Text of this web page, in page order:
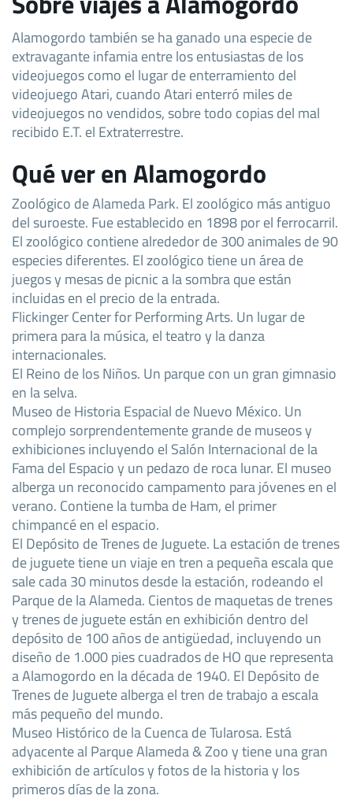
Alamogordo también se ha ganado una especie de
extravagante infamia entre los entusiastas de los
videojuegos como el lugar de enterramiento del
videojuego Atari, cuando Atari enterró miles de
videojuegos no vendidos, sobre todo copias del mal
recibido E.T. el Extraterrestre.
Qué ver en Alamogordo
Zoológico de Alameda Park. El zoológico más antiguo
del suroeste. Fue establecido en 1898 por el ferrocarril.
El zoológico contiene alrededor de 300 animales de 90
especies diferentes. El zoológico tiene un área de
juegos y mesas de picnic a la sombra que están
incluidas en el precio de la entrada.
Flickinger Center for Performing Arts. Un lugar de
primera para la música, el teatro y la danza
internacionales.
El Reino de los Niños. Un parque con un gran gimnasio
en la selva.
Museo de Historia Espacial de Nuevo México. Un
complejo sorprendentemente grande de museos y
exhibiciones incluyendo el Salón Internacional de la
Fama del Espacio y un pedazo de roca lunar. El museo
alberga un reconocido campamento para jóvenes en el
verano. Contiene la tumba de Ham, el primer
chimpancé en el espacio.
El Depósito de Trenes de Juguete. La estación de trenes
de juguete tiene un viaje en tren a pequeña escala que
sale cada 30 minutos desde la estación, rodeando el
Parque de la Alameda. Cientos de maquetas de trenes
y trenes de juguete están en exhibición dentro del
depósito de 100 años de antigüedad, incluyendo un
diseño de 1.000 pies cuadrados de HO que representa
a Alamogordo en la década de 1940. El Depósito de
Trenes de Juguete alberga el tren de trabajo a escala
más pequeño del mundo.
Museo Histórico de la Cuenca de Tularosa. Está
adyacente al Parque Alameda & Zoo y tiene una gran
exhibición de artículos y fotos de la historia y los
primeros días de la zona.